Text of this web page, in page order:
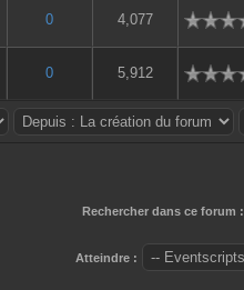
0 4,077
0 5,912
Rechercher dans ce forum :
Atteindre :